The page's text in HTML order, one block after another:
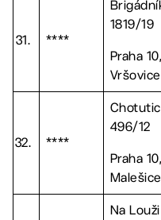
31. ****
1819/19
Praha 10,
Vršovice
32. ****
496/12
Praha 10,
Malešice
Na Louži